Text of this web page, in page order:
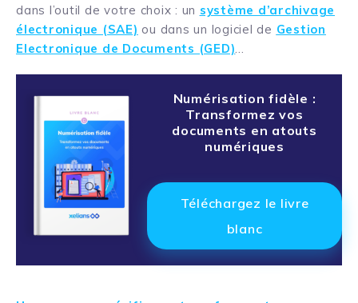
dans l’outil de votre choix : un système d’archivage
électronique (SAE) ou dans un logiciel de Gestion
Electronique de Documents (GED)…
Numérisation fidèle :
Transformez vos
documents en atouts
numériques
Téléchargez le livre
blanc